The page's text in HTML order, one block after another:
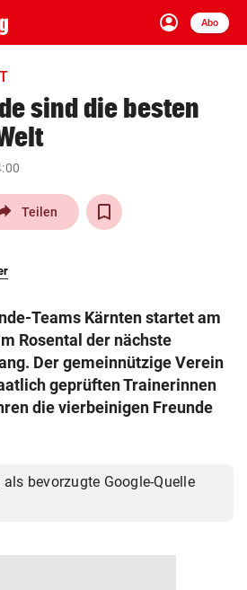
account_circle
Anmelden
Abo
close Schließen
arrow_right
sind die besten
Teilen
Teams Kärnten startet am
Rosental der nächste
Der gemeinnützige Verein
geprüften Trainerinnen
die vierbeinigen Freunde
bevorzugte Google-Quelle